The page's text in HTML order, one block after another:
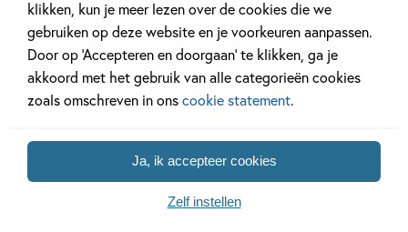
klikken, kun je meer lezen over de cookies die we
gebruiken op deze website en je voorkeuren aanpassen.
Door op ‘Accepteren en doorgaan’ te klikken, ga je
akkoord met het gebruik van alle categorieën cookies
zoals omschreven in onscookie statement.
Ja, ik accepteer cookies
Zelf instellen
Gerelateerde artikelen